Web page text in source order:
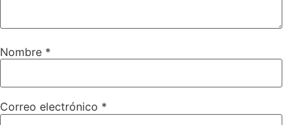
Nombre *
Correo electrónico *